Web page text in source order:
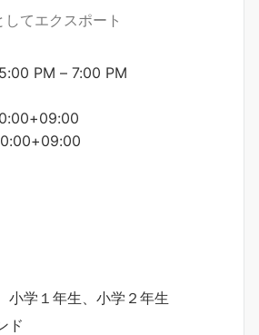
てエクスポート
PM – 7:00 PM
小学１年生、小学２年生
ド